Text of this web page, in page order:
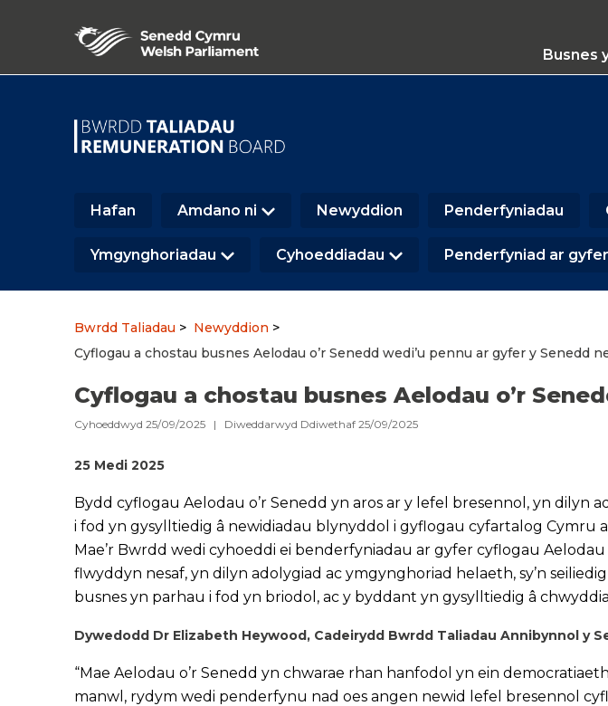
Busnes
Hafan Amdano ni Newyddion Penderfyniadau
Ymgynghoriadau Cyhoeddiadau Penderfyniad ar
Bwrdd Taliadau
Newyddion
Cyflogau a chostau busnes Aelodau o’r Senedd wedi’u pennu ar gyfer y Senedd
Cyflogau a chostau busnes Aelodau o’r
Cyhoeddwyd 25/09/2025 | Diweddarwyd Ddiwethaf 25/09/2025
25 Medi 2025
Bydd cyflogau Aelodau o’r Senedd yn aros ar y lefel bresennol, yn
i fod yn gysylltiedig â newidiadau blynyddol i gyflogau cyfartalog Cymru
Mae’r Bwrdd wedi cyhoeddi ei benderfyniadau ar gyfer cyflogau
flwyddyn nesaf, yn dilyn adolygiad ac ymgynghoriad helaeth, sy’n
busnes yn parhau i fod yn briodol, ac y byddant yn gysylltiedig â
Dywedodd Dr Elizabeth Heywood, Cadeirydd Bwrdd Taliadau Annibynnol y
“Mae Aelodau o’r Senedd yn chwarae rhan hanfodol yn ein
manwl, rydym wedi penderfynu nad oes angen newid lefel bresennol